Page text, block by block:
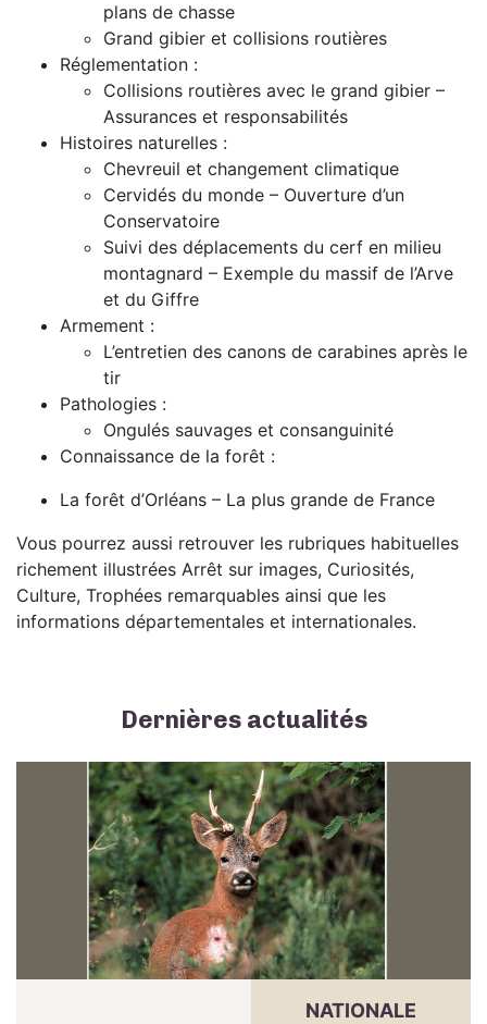
plans de chasse
Grand gibier et collisions routières
Réglementation :
Collisions routières avec le grand gibier –
Assurances et responsabilités
Histoires naturelles :
Chevreuil et changement climatique
Cervidés du monde – Ouverture d’un
Conservatoire
Suivi des déplacements du cerf en milieu
montagnard – Exemple du massif de l’Arve
et du Giffre
Armement :
L’entretien des canons de carabines après le
tir
Pathologies :
Ongulés sauvages et consanguinité
Connaissance de la forêt :
La forêt d’Orléans – La plus grande de France
Vous pourrez aussi retrouver les rubriques habituelles
richement illustrées Arrêt sur images, Curiosités,
Culture, Trophées remarquables ainsi que les
informations départementales et internationales.
Dernières actualités
NATIONALE